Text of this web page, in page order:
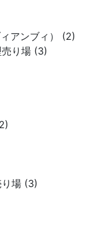
アンブィ） (2)
り場 (3)
場 (3)